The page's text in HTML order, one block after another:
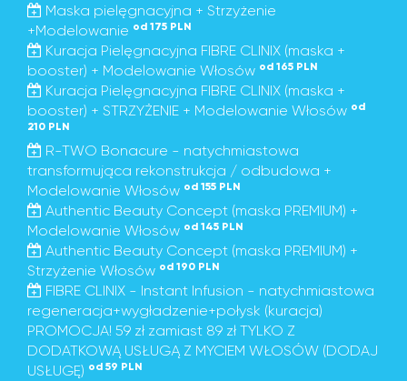
Maska pielęgnacyjna + Strzyżenie
+Modelowanie od 175 PLN
Kuracja Pielęgnacyjna FIBRE CLINIX (maska +
booster) + Modelowanie Włosów od 165 PLN
Kuracja Pielęgnacyjna FIBRE CLINIX (maska +
booster) + STRZYŻENIE + Modelowanie Włosów od
210 PLN
R-TWO Bonacure - natychmiastowa
transformująca rekonstrukcja / odbudowa +
Modelowanie Włosów od 155 PLN
Authentic Beauty Concept (maska PREMIUM) +
Modelowanie Włosów od 145 PLN
Authentic Beauty Concept (maska PREMIUM) +
Strzyżenie Włosów od 190 PLN
FIBRE CLINIX - Instant Infusion - natychmiastowa
regeneracja+wygładzenie+połysk (kuracja)
PROMOCJA! 59 zł zamiast 89 zł TYLKO Z
DODATKOWĄ USŁUGĄ Z MYCIEM WŁOSÓW (DODAJ
USŁUGĘ) od 59 PLN